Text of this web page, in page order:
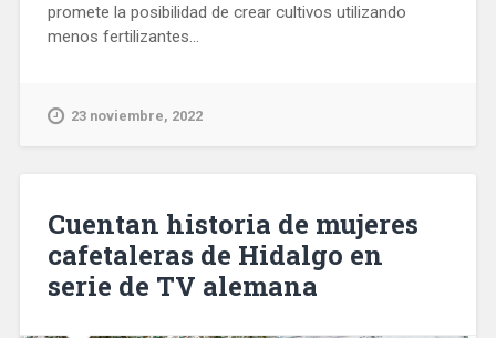
promete la posibilidad de crear cultivos utilizando
menos fertilizantes...
23 noviembre, 2022
Cuentan historia de mujeres
cafetaleras de Hidalgo en
serie de TV alemana